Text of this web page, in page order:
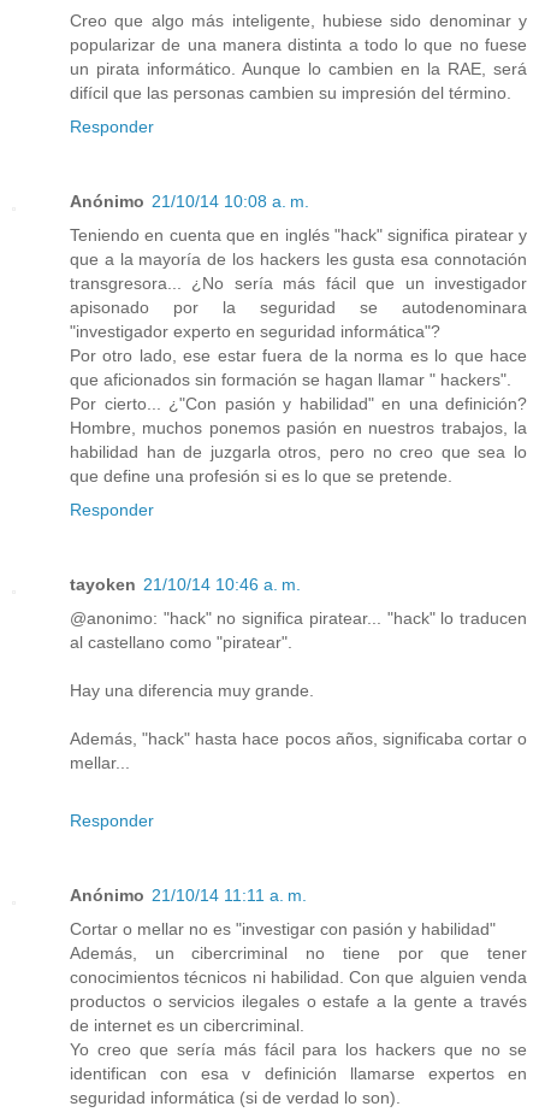
Creo que algo más inteligente, hubiese sido denominar y
popularizar de una manera distinta a todo lo que no fuese
un pirata informático. Aunque lo cambien en la RAE, será
difícil que las personas cambien su impresión del término.
Responder
Anónimo 21/10/14 10:08 a. m.
Teniendo en cuenta que en inglés "hack" significa piratear y
que a la mayoría de los hackers les gusta esa connotación
transgresora... ¿No sería más fácil que un investigador
apisonado por la seguridad se autodenominara
"investigador experto en seguridad informática"?
Por otro lado, ese estar fuera de la norma es lo que hace
que aficionados sin formación se hagan llamar " hackers".
Por cierto... ¿"Con pasión y habilidad" en una definición?
Hombre, muchos ponemos pasión en nuestros trabajos, la
habilidad han de juzgarla otros, pero no creo que sea lo
que define una profesión si es lo que se pretende.
Responder
tayoken 21/10/14 10:46 a. m.
@anonimo: "hack" no significa piratear... "hack" lo traducen
al castellano como "piratear".
Hay una diferencia muy grande.
Además, "hack" hasta hace pocos años, significaba cortar o
mellar...
Responder
Anónimo 21/10/14 11:11 a. m.
Cortar o mellar no es "investigar con pasión y habilidad"
Además, un cibercriminal no tiene por que tener
conocimientos técnicos ni habilidad. Con que alguien venda
productos o servicios ilegales o estafe a la gente a través
de internet es un cibercriminal.
Yo creo que sería más fácil para los hackers que no se
identifican con esa v definición llamarse expertos en
seguridad informática (si de verdad lo son).